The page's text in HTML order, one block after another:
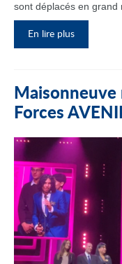
sont déplacés en grand
En lire plus
Forces